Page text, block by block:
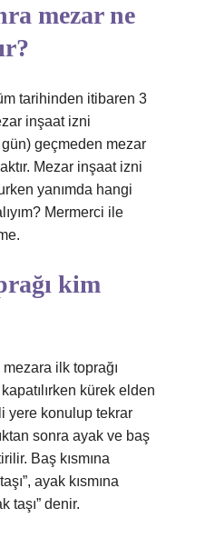
mezar ne
tarihinden itibaren 3
inşaat izni
geçmeden mezar
Mezar inşaat izni
yanımda hangi
Mermerci ile
kim
ilk toprağı
kürek elden
yere konulup tekrar
sonra ayak ve baş
Baş kısmına
ayak kısmına
taşı” denir.